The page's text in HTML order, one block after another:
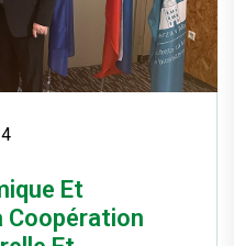
Et
Coopération